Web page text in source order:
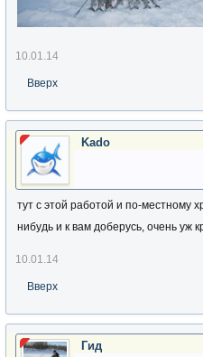
10.01.14
Вверх
Kado
тут с этой работой и по-местному
нибудь и к вам доберусь, очень уж
10.01.14
Вверх
Гид